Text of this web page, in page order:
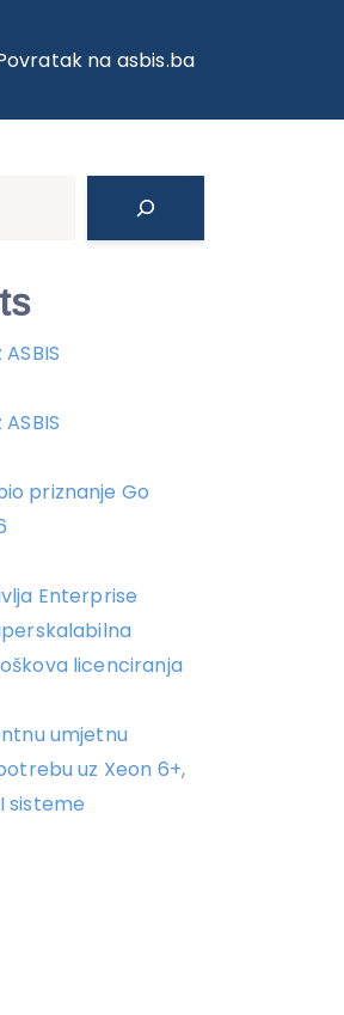
na asbis.ba
priznanje Go
Enterprise
licenciranja
umjetnu
uz Xeon 6+,
sisteme